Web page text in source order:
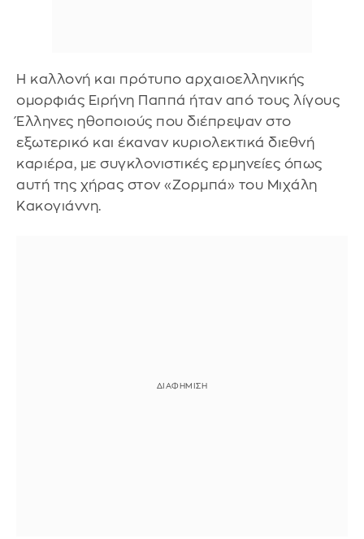
Η καλλονή και πρότυπο αρχαιοελληνικής
ομορφιάς Ειρήνη Παππά ήταν από τους λίγους
Έλληνες ηθοποιούς που διέπρεψαν στο
εξωτερικό και έκαναν κυριολεκτικά διεθνή
καριέρα, με συγκλονιστικές ερμηνείες όπως
αυτή της χήρας στον «Ζορμπά» του Μιχάλη
Κακογιάννη.